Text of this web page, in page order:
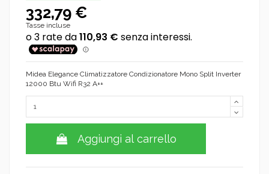
332,79 €
Tasse incluse
Midea Elegance Climatizzatore Condizionatore Mono Split Inverter
12000 Btu Wifi R32 A++
Aggiungi al carrello